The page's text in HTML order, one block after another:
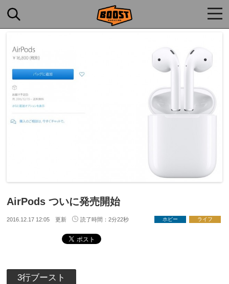
AirPods ついに発売開始
2016.12.17 12:05 更新 読了時間：2分22秒 ホビー ライフ
3行ブースト